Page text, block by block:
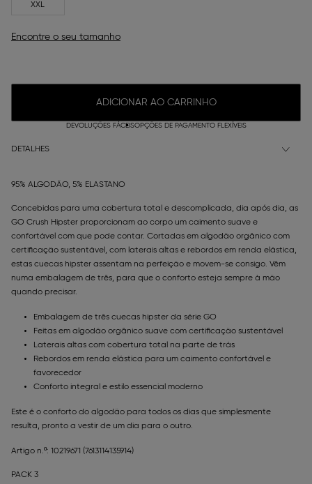
XXL
Encontre o seu tamanho
ADICIONAR AO CARRINHO
DEVOLUÇÕES FÁCEISOPÇÕES DE PAGAMENTO FLEXÍVEIS
DETALHES
95% ALGODÃO, 5% ELASTANO
Concebidas para uma cobertura total e descomplicada, dia após dia, as
GO Crush Hipster proporcionam ao corpo um caimento suave e
confortável com que pode contar. Cortadas em algodão orgânico com
certificação sustentável, com laterais altas e rebordos em renda elástica,
estas cuecas hipster assentam na perfeição e movem-se consigo. Vêm
numa embalagem de três, para que o conforto esteja sempre à mão
quando precisar.
Embalagem de três cuecas hipster da série GO
Feitas em algodão orgânico suave com certificação sustentável
Laterais altas com cobertura total na parte de trás
Rebordos em renda elástica para um caimento confortável e
favorecedor
Conforto integral e estilo essencial moderno
Este é o conforto do algodão para todos os dias que simplesmente
resulta, pronto a vestir de um dia para o outro.
Artigo n.º: 10219671 (7613114135914)
PACK 3